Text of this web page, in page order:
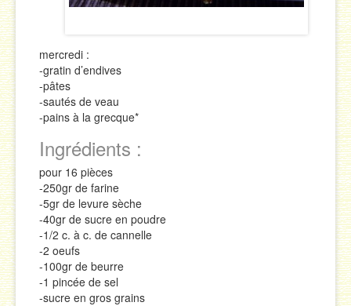
mercredi :
-gratin d’endives
-pâtes
-sautés de veau
-pains à la grecque*
Ingrédients :
pour 16 pièces
-250gr de farine
-5gr de levure sèche
-40gr de sucre en poudre
-1/2 c. à c. de cannelle
-2 oeufs
-100gr de beurre
-1 pincée de sel
-sucre en gros grains